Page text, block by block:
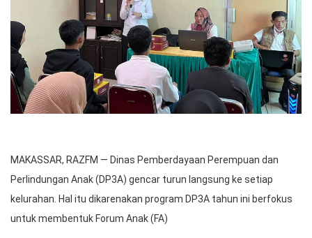
MAKASSAR, RAZFM — Dinas Pemberdayaan Perempuan dan
Perlindungan Anak (DP3A) gencar turun langsung ke setiap
kelurahan. Hal itu dikarenakan program DP3A tahun ini berfokus
untuk membentuk Forum Anak (FA)